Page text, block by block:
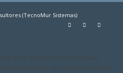
(TecnoMur Sistemas)
y de terceros, para recopilar
nuestros servicios y mostrarle